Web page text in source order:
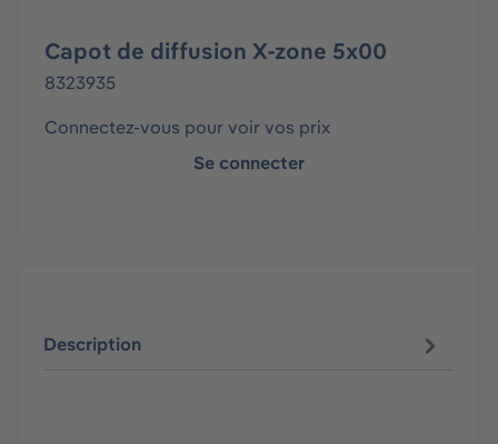
Capot de diffusion X-zone 5x00
8323935
Connectez-vous pour voir vos prix
Se connecter
Description